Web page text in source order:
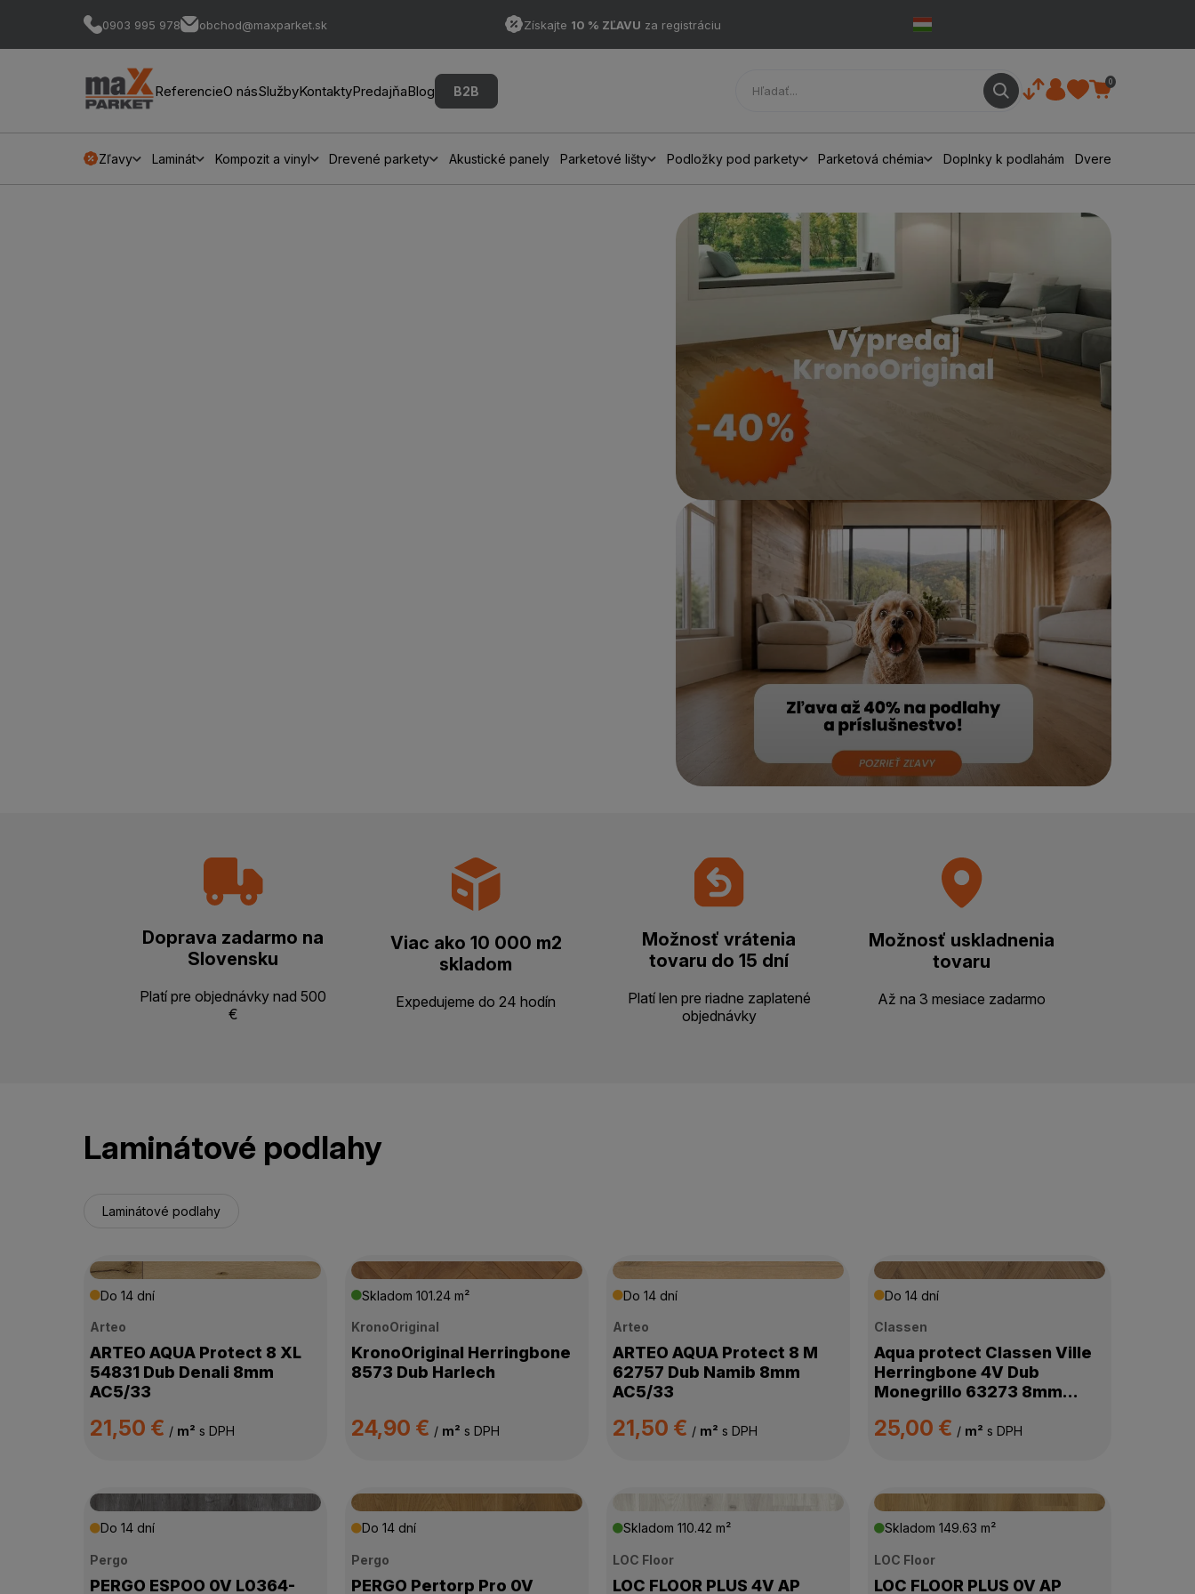
0903 995 978 obchod@maxparket.sk Získajte 10 % ZĽAVU za registráciu
ReferencieO násSlužbyKontaktyPredajňaBlog B2B
0
Zľavy Laminát Kompozit a vinyl Drevené parkety Akustické panely Parketové lišty Podložky pod parkety Parketová chémia Doplnky k podlahám Dvere
Doprava zadarmo na
Slovensku
Platí pre objednávky nad 500
€
Viac ako 10 000 m2
skladom
Expedujeme do 24 hodín
Možnosť vrátenia
tovaru do 15 dní
Platí len pre riadne zaplatené
objednávky
Možnosť uskladnenia
tovaru
Až na 3 mesiace zadarmo
Laminátové podlahy
Laminátové podlahy
Do 14 dní
Arteo
ARTEO AQUA Protect 8 XL
54831 Dub Denali 8mm
AC5/33
21,50 € / m² s DPH
Skladom101.24 m²
KronoOriginal
KronoOriginal Herringbone
8573 Dub Harlech
24,90 € / m² s DPH
Do 14 dní
Arteo
ARTEO AQUA Protect 8 M
62757 Dub Namib 8mm
AC5/33
21,50 € / m² s DPH
Do 14 dní
Classen
Aqua protect Classen Ville
Herringbone 4V Dub
Monegrillo 63273 8mm
25,00 € / m² s DPH
Do 14 dní
Pergo
PERGO ESPOO 0V L0364-
Do 14 dní
Pergo
PERGO Pertorp Pro 0V
Skladom 110.42 m²
LOC Floor
LOC FLOOR PLUS 4V AP
Skladom 149.63 m²
LOC Floor
LOC FLOOR PLUS 0V AP